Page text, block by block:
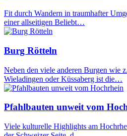
Fit durch Wandern in traumhafter
einer allseitigen Beliebt…
Burg Rötteln
Neben den viele anderen Burgen wie
Wieladingen oder Küssaberg ist die…
Pfahlbauten unweit vom
Viele kulturelle Highlights am